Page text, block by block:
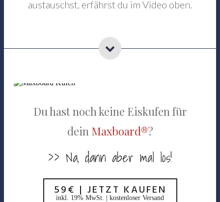
austauschst, erfährst du im Video oben.
Du hast noch keine Eiskufen für
dein Maxboard®?
>> Na, dann aber mal los!
59€ | JETZT KAUFEN
inkl. 19% MwSt. | kostenloser Versand